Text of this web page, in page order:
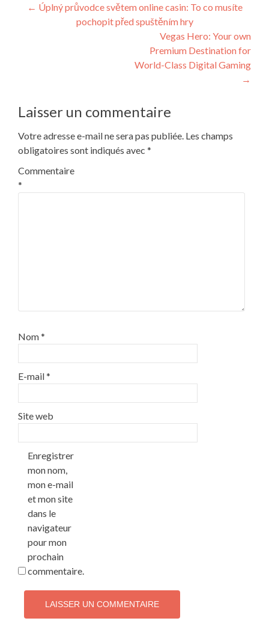
← Úplný průvodce světem online casin: To co musíte
pochopit před spuštěním hry
Vegas Hero: Your own
Premium Destination for
World-Class Digital Gaming
→
Laisser un commentaire
Votre adresse e-mail ne sera pas publiée. Les champs
obligatoires sont indiqués avec *
Commentaire
*
Nom*
E-mail*
Site web
Enregistrer
mon nom,
mon e-mail
et mon site
dans le
navigateur
pour mon
prochain
commentaire.